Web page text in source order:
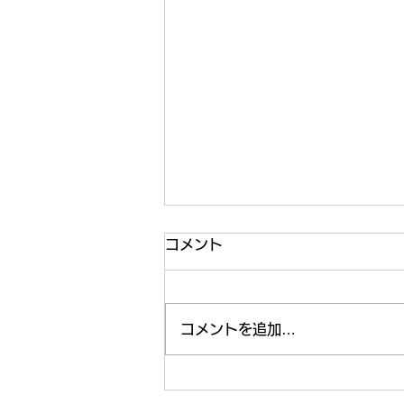
【ご報告】20260604 桜川
コメント
コメントを追加…